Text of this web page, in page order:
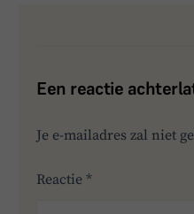
Een reactie
Je e-mailadres zal niet
Reactie*